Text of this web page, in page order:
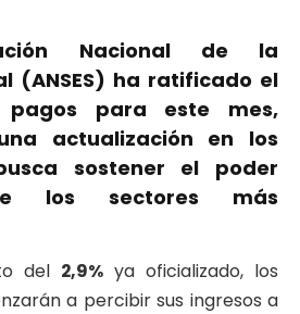
Nacional de la
(ANSES) ha ratificado el
pagos para este mes,
actualización en los
sostener el poder
los sectores más
del 2,9% ya oficializado, los
a percibir sus ingresos a